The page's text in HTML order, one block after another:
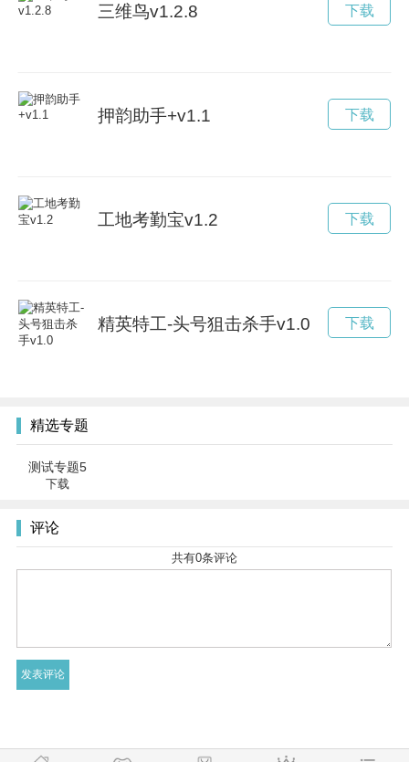
三维鸟v1.2.8 下载
押韵助手+v1.1 下载
工地考勤宝v1.2 下载
精英特工-头号狙击杀手v1.0 下载
精选专题
测试专题5
下载
评论
共有0条评论
友情链接